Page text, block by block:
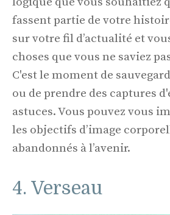
fassent partie de votre
sur votre fil d’actualité et
choses que vous ne saviez
C'est le moment de
ou de prendre des captures
astuces. Vous pouvez vous
les objectifs d’image
abandonnés à l’avenir.
4. Verseau